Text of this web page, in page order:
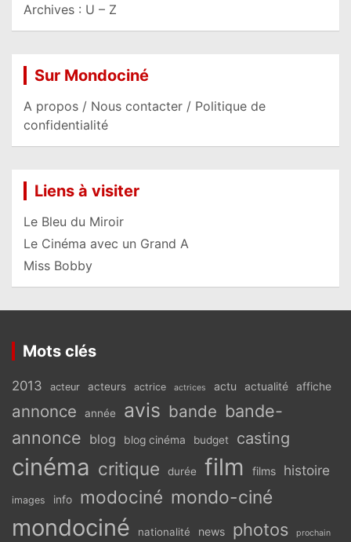
Archives : U – Z
Sur Mondociné
A propos / Nous contacter / Politique de
confidentialité
Liens à visiter
Le Bleu du Miroir
Le Cinéma avec un Grand A
Miss Bobby
Mots clés
2013 acteur acteurs actrice actrices actu actualité affiche
annonce année avis bande bande-
annonce blog blog cinéma budget casting
cinéma critique durée film films histoire
images info modociné mondo-ciné
mondociné nationalité news photos prochain